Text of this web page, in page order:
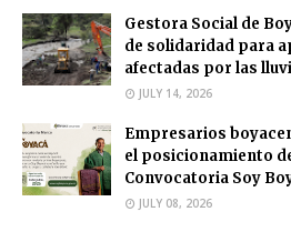
Gestora Social de
de solidaridad para
afectadas por las
JULY 14, 2026
Empresarios
el posicionamiento
Convocatoria Soy
JULY 08, 2026